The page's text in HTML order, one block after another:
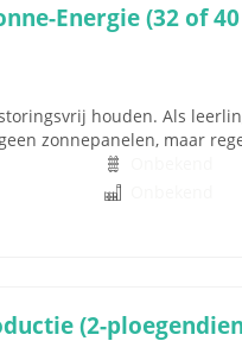
Energie (32 of
houden. Als
zonnepanelen, maar
(2-